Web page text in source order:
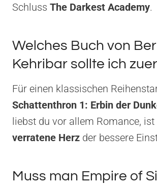
Schluss The Darkest Academy.
Welches Buch von
Kehribar sollte ich
Für einen klassischen
Schattenthron 1: Erbin der
liebst du vor allem Romance, ist
verratene Herz der bessere
Muss man Empire of